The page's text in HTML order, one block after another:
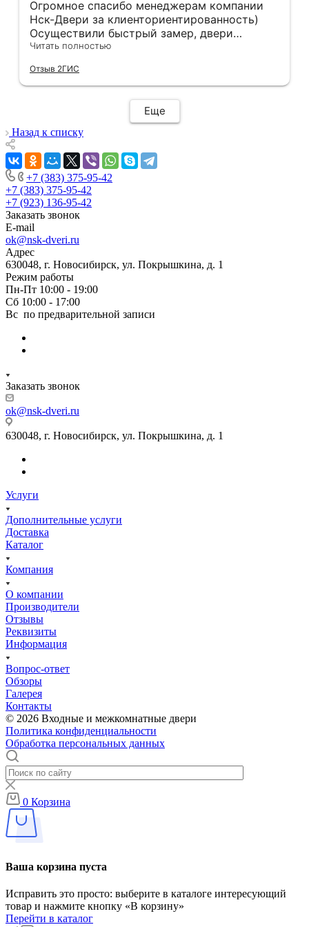
Огромное спасибо менеджерам компании
Нск-Двери за клиенториентированность)
Осуществили быстрый замер, двери
оказались в наличии. По доставке
компанию, где я могу указать удобный для
меня интервал времени, а не ждать весь
день🙏 Не могу не отметить качественный
монтаж дверей, спасибо мастеру Антону за
его труд!!!
Читать полностью
Отзыв 2ГИС
Еще
Назад к списку
+7 (383) 375-95-42
+7 (383) 375-95-42
+7 (923) 136-95-42
Заказать звонок
E-mail
ok@nsk-dveri.ru
Адрес
630048, г. Новосибирск, ул. Покрышкина, д. 1
Режим работы
Пн-Пт 10:00 - 19:00
Сб 10:00 - 17:00
Вс по предварительной записи
Заказать звонок
ok@nsk-dveri.ru
630048, г. Новосибирск, ул. Покрышкина, д. 1
Услуги
Дополнительные услуги
Доставка
Каталог
Компания
О компании
Производители
Отзывы
Реквизиты
Информация
Вопрос-ответ
Обзоры
Галерея
Контакты
© 2026 Входные и межкомнатные двери
Политика конфиденциальности
Обработка персональных данных
0 Корзина
Ваша корзина пуста
Исправить это просто: выберите в каталоге интересующий
товар и нажмите кнопку «В корзину»
Перейти в каталог